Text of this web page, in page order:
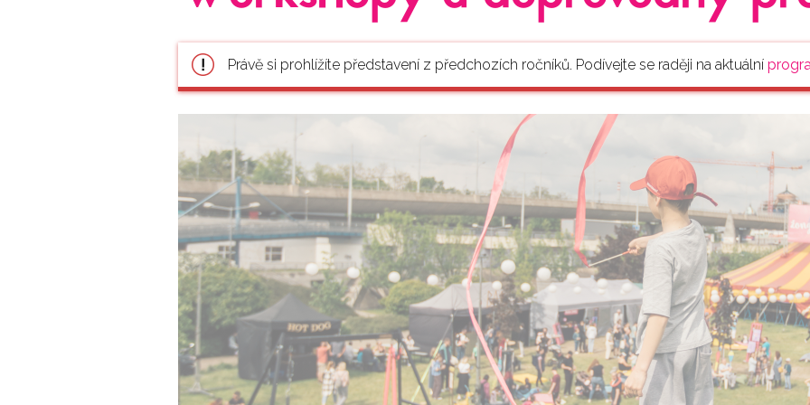
Právě si prohlížíte představení z předchozích ročníků. Podívejte se raději na aktuální